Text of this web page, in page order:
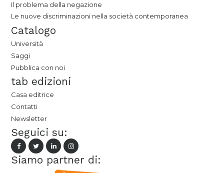
Il problema della negazione
Le nuove discriminazioni nella società contemporanea
Catalogo
Università
Saggi
Pubblica con noi
tab edizioni
Casa editrice
Contatti
Newsletter
Seguici su:
Siamo partner di: